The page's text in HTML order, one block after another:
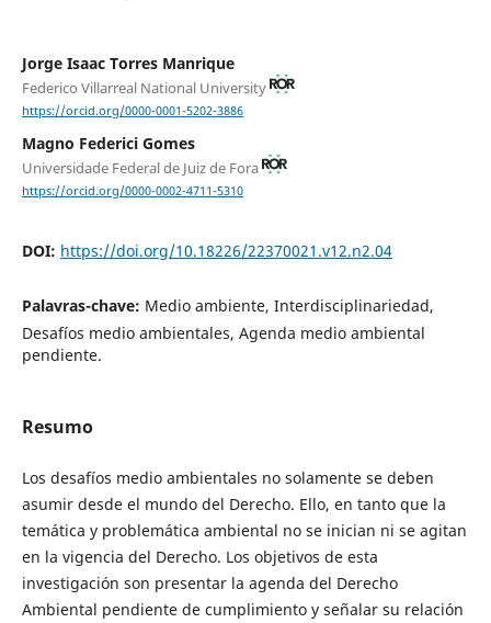
Jorge Isaac Torres Manrique
Federico Villarreal National University
https://orcid.org/0000-0001-5202-3886
Magno Federici Gomes
Universidade Federal de Juiz de Fora
https://orcid.org/0000-0002-4711-5310
DOI: https://doi.org/10.18226/22370021.v12.n2.04
Palavras-chave: Medio ambiente, Interdisciplinariedad,
Desafíos medio ambientales, Agenda medio ambiental
pendiente.
Resumo
Los desafíos medio ambientales no solamente se deben
asumir desde el mundo del Derecho. Ello, en tanto que la
temática y problemática ambiental no se inician ni se agitan
en la vigencia del Derecho. Los objetivos de esta
investigación son presentar la agenda del Derecho
Ambiental pendiente de cumplimiento y señalar su relación